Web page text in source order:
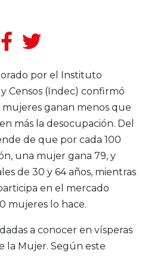
por el Instituto
Censos (Indec) confirmó
ganan menos que
más la desocupación. Del
de que por cada 100
una mujer gana 79, y
de 30 y 64 años, mientras
en el mercado
mujeres lo hace.
a conocer en vísperas
la Mujer. Según este